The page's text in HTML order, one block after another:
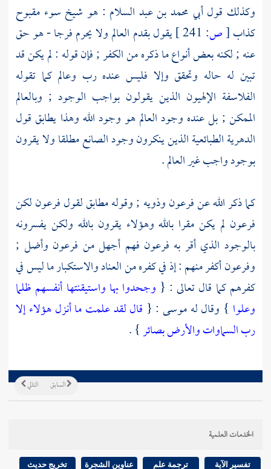
وكذلك قولأبي محمد بن عبد السلام : هو شيخ سوء مقبوح
كذاب[ص:
يقول بقدم العالم ولا يحرم فرجا - هو حق
عنه ; لكنه بعض أنواع ما ذكره من الكفر ; فإن قوله : لم يكن قد
تبين له حاله وتحقق وإلا فليس عنده رب وعالم كما تقوله
الفلاسفة الإلهيون الذين يقولون بواجب الوجود ; وبالعالم
الممكن ; بل عنده وجود العالم هو وجود الله وهذا يطابق قول
الدهرية الطبائعيةالذين ينكرون وجود الصانع مطلقا ولا يقرون
بوجود واجب غير العالم .
كما ذكر الله عنفرعونوذويه ; وقوله مطابق لقولفرعونلكن
فرعون لم يكن مقرا بالله وهؤلاء يقرون بالله ولكن يفسرونه
بالوجود الذي أقر به فرعون فهم أجهل من فرعون وأضل ;
وفرعونأكفر منهم : إذ في كفره من العناد والاستكبار ما ليس في
كفرهم كما قال تعالى : { وجحدوا بها واستيقنتها أنفسهم ظلما
وعلوا } وقال لهموسى : { قال لقد علمت ما أنزل هؤلاء إلا
رب السماوات والأرض بصائر} .
التالي السابق
الخدمات العلمية
تفسير الآية ترجمة علم عناوين الشجرة تخريج حديث